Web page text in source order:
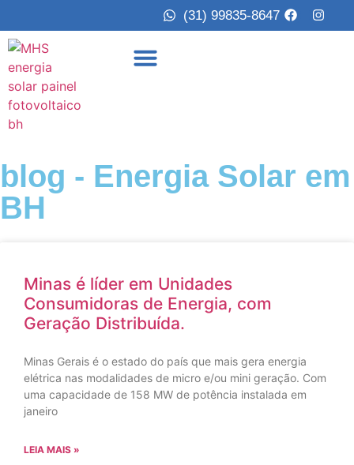
(31) 99835-8647
blog - Energia Solar em
BH
Minas é líder em Unidades
Consumidoras de Energia, com
Geração Distribuída.
Minas Gerais é o estado do país que mais gera energia
elétrica nas modalidades de micro e/ou mini geração. Com
uma capacidade de 158 MW de potência instalada em
janeiro
LEIA MAIS »